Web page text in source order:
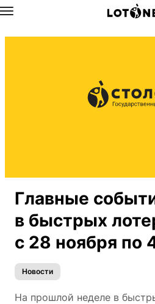
Назад
Главные
в быстрых
с 28 ноября по
Новости
На прошлой неделе в